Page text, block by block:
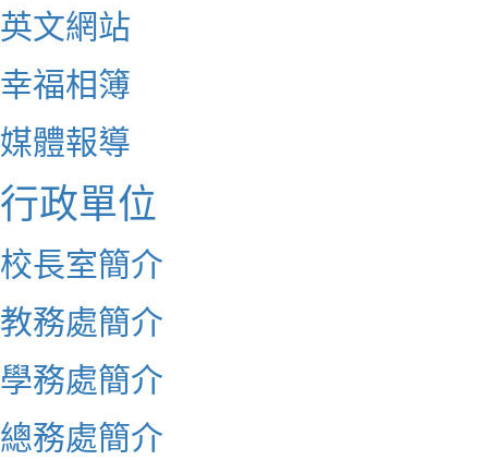
英文網站
幸福相簿
媒體報導
行政單位
校長室簡介
教務處簡介
學務處簡介
總務處簡介